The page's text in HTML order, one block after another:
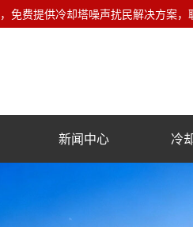
免费提供冷却塔噪声扰民解决方案，
新闻中心 冷